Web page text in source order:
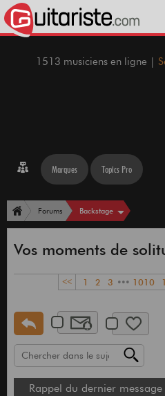
1513 musiciens en ligne |
Marques Topics Pro
Forums Backstage
Vos moments de
<< 1 2 3 ••• 1010
Rappel du dernier